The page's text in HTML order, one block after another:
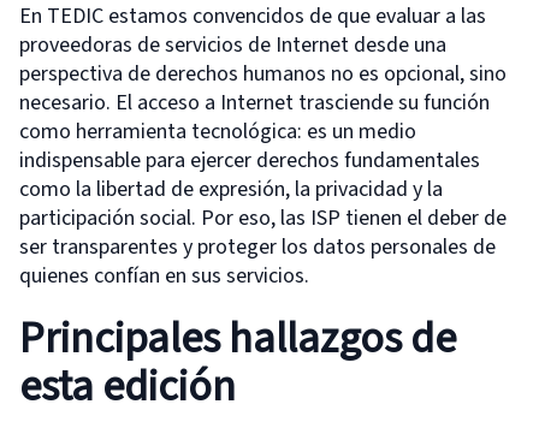
En TEDIC estamos convencidos de que evaluar a las
proveedoras de servicios de Internet desde una
perspectiva de derechos humanos no es opcional, sino
necesario. El acceso a Internet trasciende su función
como herramienta tecnológica: es un medio
indispensable para ejercer derechos fundamentales
como la libertad de expresión, la privacidad y la
participación social. Por eso, las ISP tienen el deber de
ser transparentes y proteger los datos personales de
quienes confían en sus servicios.
Principales hallazgos de
esta edición